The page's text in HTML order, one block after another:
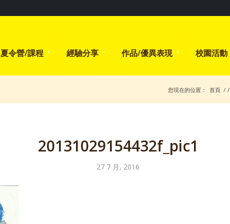
夏令營/課程 經驗分享 作品/優異表現 校園活動
您現在的位置： 首頁 / /
20131029154432f_pic1
27 7 月, 2016